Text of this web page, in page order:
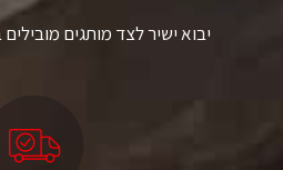
יבוא ישיר לצד מותגים